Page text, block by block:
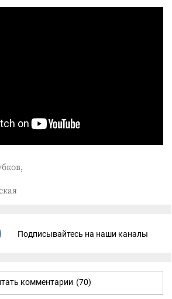
Подписывайтесь на наши каналы
комментарии (70)